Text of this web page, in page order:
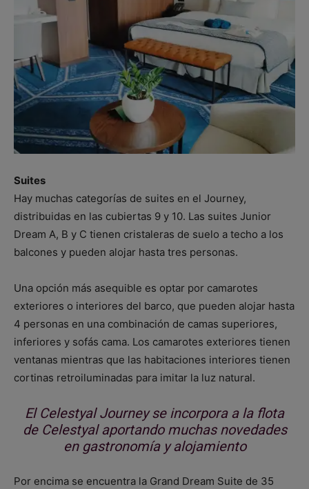
Suites
Hay muchas categorías de suites en el Journey,
distribuidas en las cubiertas 9 y 10. Las suites Junior
Dream A, B y C tienen cristaleras de suelo a techo a los
balcones y pueden alojar hasta tres personas.
Una opción más asequible es optar por camarotes
exteriores o interiores del barco, que pueden alojar hasta
4 personas en una combinación de camas superiores,
inferiores y sofás cama. Los camarotes exteriores tienen
ventanas mientras que las habitaciones interiores tienen
cortinas retroiluminadas para imitar la luz natural.
El Celestyal Journey se incorpora a la flota
de Celestyal aportando muchas novedades
en gastronomía y alojamiento
Por encima se encuentra la Grand Dream Suite de 35